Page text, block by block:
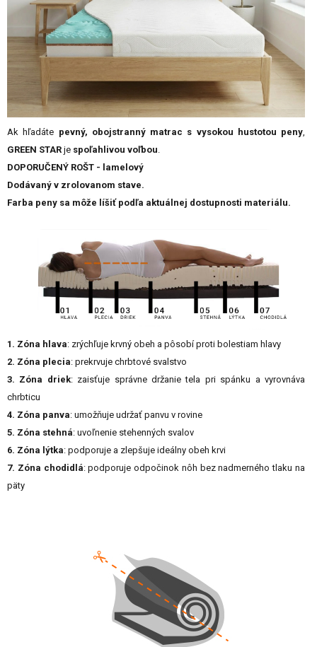
Ak hľadáte pevný, obojstranný matrac s vysokou hustotou peny,
GREEN STAR je spoľahlivou voľbou.
DOPORUČENÝ ROŠT - lamelový
Dodávaný v zrolovanom stave.
Farba peny sa môže líšiť podľa aktuálnej dostupnosti materiálu.
1. Zóna hlava: zrýchľuje krvný obeh a pôsobí proti bolestiam hlavy
2. Zóna plecia: prekrvuje chrbtové svalstvo
3. Zóna driek: zaisťuje správne držanie tela pri spánku a vyrovnáva
chrbticu
4. Zóna panva: umožňuje udržať panvu v rovine
5. Zóna stehná: uvoľnenie stehenných svalov
6. Zóna lýtka: podporuje a zlepšuje ideálny obeh krvi
7. Zóna chodidlá: podporuje odpočinok nôh bez nadmerného tlaku na
päty